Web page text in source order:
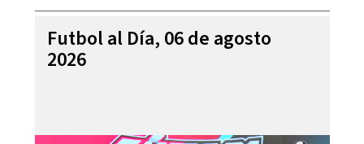
Futbol al Día, 06 de agosto
2026